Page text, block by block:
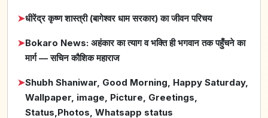
➤धीरेंद्र कृष्ण शास्त्री (बागेश्वर धाम सरकार) का जीवन परिचय
➤Bokaro News: अहंकार का त्याग व भक्ति ही भगवान तक पहुँचने का
मार्ग — सचिन कौशिक महाराज
➤Shubh Shaniwar, Good Morning, Happy Saturday,
Wallpaper, image, Picture, Greetings,
Status,Photos, Whatsapp status